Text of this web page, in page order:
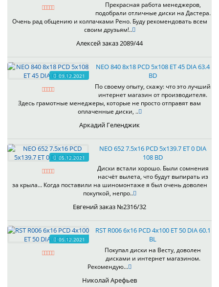
Прекрасная работа менеджеров,
подобрали отличные диски на Дастера.
Очень рад общению и колпачками Рено. Буду рекомендовать всем
своим друзьям!..
Алексей заказ 2089/44
09.12.2021
NEO 840 8x18 PCD 5x108 ET 45 DIA 63.4
BD
По своему опыту, скажу: что это лучший
интернет магазин от производителя.
Здесь грамотные менеджеры, которые не просто отправят вам
оплаченные диски, ..
Аркадий Геленджик
05.12.2021
NEO 652 7.5x16 PCD 5x139.7 ET 0 DIA
108 BD
Диски встали хорошо. Были сомнения
насчёт вылета, что будут выпирать из
за крыла... Когда поставили на шиномонтаже я был очень доволен
покупкой, непро..
Евгений заказ №2316/32
05.12.2021
RST R006 6x16 PCD 4x100 ET 50 DIA 60.1
BL
Покупал диски на Весту, доволен
дисками и интернет магазином.
Рекомендую...
Николай Арефьев